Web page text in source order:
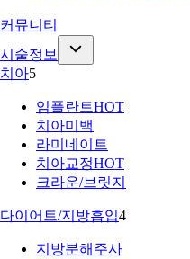
커뮤니티
시술정보
치아5
임플란트HOT
치아미백
라미네이트
치아교정HOT
크라운/브릿지
다이어트/지방흡입4
지방분해주사